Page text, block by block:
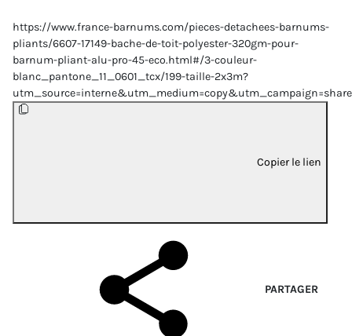
https://www.france-barnums.com/pieces-detachees-barnums-
pliants/6607-17149-bache-de-toit-polyester-320gm-pour-
barnum-pliant-alu-pro-45-eco.html#/3-couleur-
blanc_pantone_11_0601_tcx/199-taille-2x3m?
Copier le lien
PARTAGER